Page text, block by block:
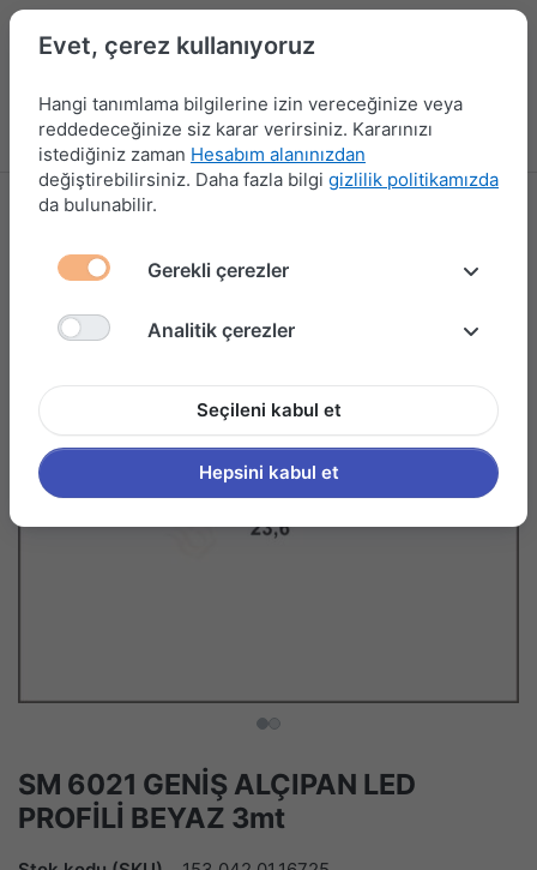
Menü Kampanyalar Yeni Ürünler Giriş yap
SM 6021 GENİŞ ALÇIPAN LED
PROFİLİ BEYAZ 3mt
Evet, çerez kullanıyoruz
Hangi tanımlama bilgilerine izin vereceğinize veya
reddedeceğinize siz karar verirsiniz. Kararınızı
istediğiniz zaman Hesabım alanınızdan
değiştirebilirsiniz. Daha fazla bilgi gizlilik politikamızda
da bulunabilir.
Gerekli çerezler
Analitik çerezler
Seçileni kabul et
Hepsini kabul et